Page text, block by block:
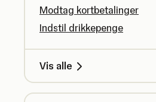
Modtag kortbetalinger
Indstil drikkepenge
Vis alle